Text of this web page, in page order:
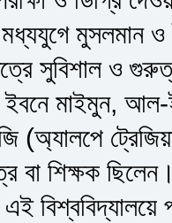
মুসলমান
সুবিশাল ও
মাইমুন, আল-
(অ্যালপে
বা শিক্ষক
বিশ্ববিদ্যালয়ে